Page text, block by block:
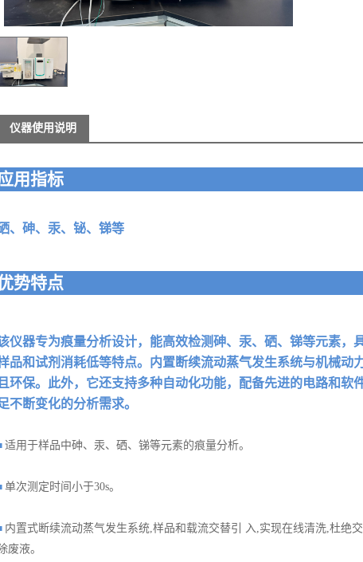
仪器使用说明
用指标
、砷、汞、铋、锑等
势特点
仪器专为痕量分析设计，能高效检测砷、汞、硒、锑等元素，
品和试剂消耗低等特点。内置断续流动蒸气发生系统与机械动
且环保。此外，它还支持多种自动化功能，配备先进的电路和软
不断变化的分析需求。
适用于样品中砷、汞、硒、锑等元素的痕量分析。
单次测定时间小于30s。
内置式断续流动蒸气发生系统,样品和载流交替引 入,实现在线清洗,杜绝
废液。